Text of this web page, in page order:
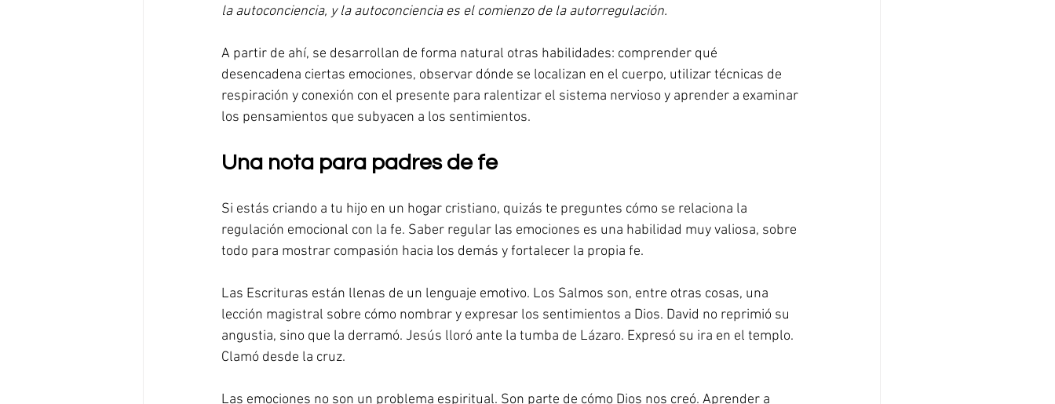
la autoconciencia, y la autoconciencia es el comienzo de la autorregulación.
A partir de ahí, se desarrollan de forma natural otras habilidades: comprender qué
desencadena ciertas emociones, observar dónde se localizan en el cuerpo, utilizar técnicas de
respiración y conexión con el presente para ralentizar el sistema nervioso y aprender a examinar
los pensamientos que subyacen a los sentimientos.
Una nota para padres de fe
Si estás criando a tu hijo en un hogar cristiano, quizás te preguntes cómo se relaciona la
regulación emocional con la fe. Saber regular las emociones es una habilidad muy valiosa, sobre
todo para mostrar compasión hacia los demás y fortalecer la propia fe.
Las Escrituras están llenas de un lenguaje emotivo. Los Salmos son, entre otras cosas, una
lección magistral sobre cómo nombrar y expresar los sentimientos a Dios. David no reprimió su
angustia, sino que la derramó. Jesús lloró ante la tumba de Lázaro. Expresó su ira en el templo.
Clamó desde la cruz.
Las emociones no son un problema espiritual. Son parte de cómo Dios nos creó. Aprender a